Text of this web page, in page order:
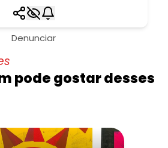
Denunciar
pode gostar desses